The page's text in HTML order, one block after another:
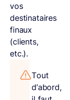
vos
destinataires
finaux
(clients,
etc.).
Tout
d’abord,